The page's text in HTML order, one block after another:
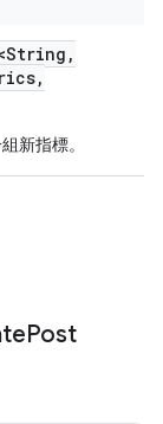
,
,
新指標。
Post